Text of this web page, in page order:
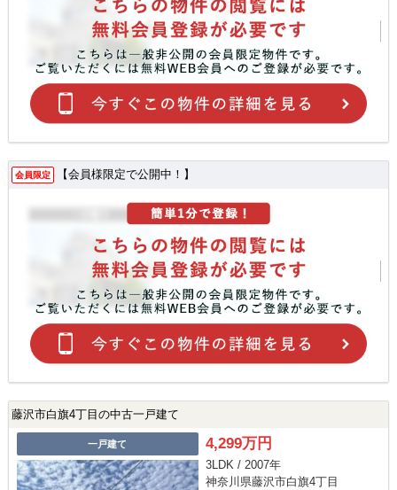
会員限定 【会員様限定で公開中！】
藤沢市白旗4丁目の中古一戸建て
一戸建て 4,299万円
3LDK / 2007年
神奈川県藤沢市白旗4丁目